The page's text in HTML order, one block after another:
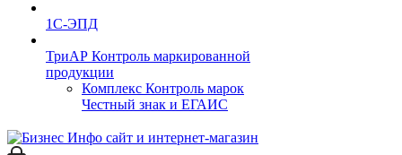
1С-ЭПД
ТриАР Контроль маркированной
продукции
Комплекс Контроль марок
Честный знак и ЕГАИС